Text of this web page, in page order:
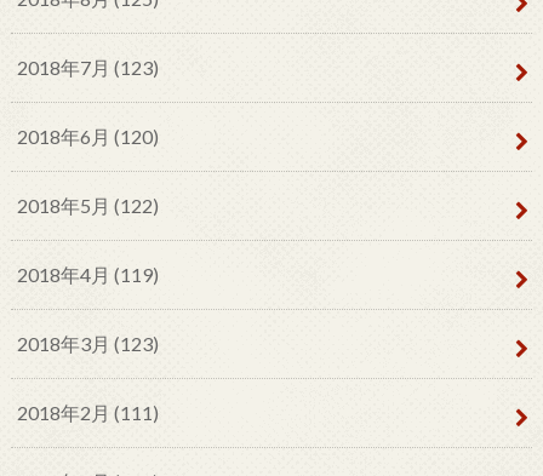
2018年7月 (123)
2018年6月 (120)
2018年5月 (122)
2018年4月 (119)
2018年3月 (123)
2018年2月 (111)